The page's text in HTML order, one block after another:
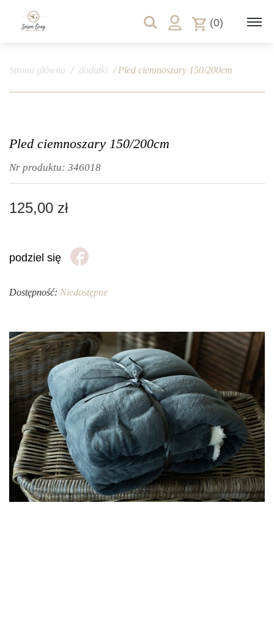
(0)
Strona główna / dodatki / Pled ciemnoszary 150/200cm
Pled ciemnoszary 150/200cm
Nr produktu: 346018
125,00 zł
podziel się
Dostępność: Niedostępne